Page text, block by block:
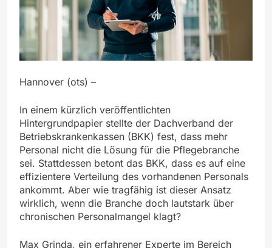
Hannover (ots) –
In einem kürzlich veröffentlichten
Hintergrundpapier stellte der Dachverband der
Betriebskrankenkassen (BKK) fest, dass mehr
Personal nicht die Lösung für die Pflegebranche
sei. Stattdessen betont das BKK, dass es auf eine
effizientere Verteilung des vorhandenen Personals
ankommt. Aber wie tragfähig ist dieser Ansatz
wirklich, wenn die Branche doch lautstark über
chronischen Personalmangel klagt?
Max Grinda, ein erfahrener Experte im Bereich